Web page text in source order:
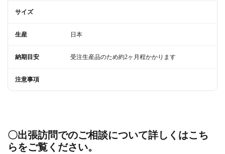
サイズ
生産 日本
納期目安 受注生産品のため約2ヶ月程かかります
注意事項
〇出張訪問でのご相談について詳しくはこち
らをご覧ください。